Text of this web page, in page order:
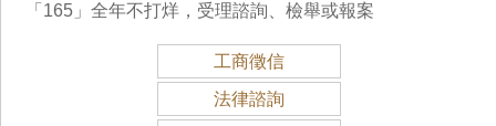
「165」全年不打烊，受理諮詢、檢舉或報案
工商徵信
法律諮詢